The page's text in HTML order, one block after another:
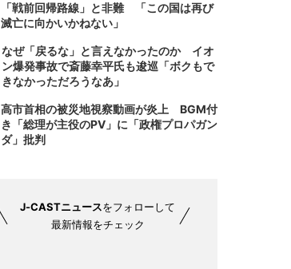
「戦前回帰路線」と非難 「この国は再び
滅亡に向かいかねない」
なぜ「戻るな」と言えなかったのか イオ
ン爆発事故で斎藤幸平氏も逡巡「ボクもで
きなかっただろうなあ」
高市首相の被災地視察動画が炎上 BGM付
き「総理が主役のPV」に「政権プロパガン
ダ」批判
J-CASTニュースをフォローして
最新情報をチェック